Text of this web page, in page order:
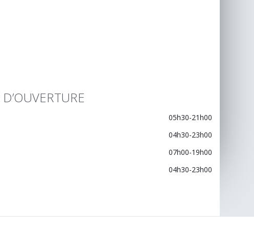
D’OUVERTURE
05h30-21h00
04h30-23h00
07h00-19h00
04h30-23h00